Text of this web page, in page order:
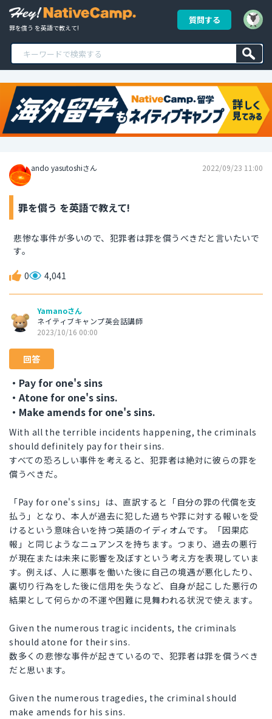
罪を償う を英語で教えて!
質問する
ando yasutoshiさん 2022/09/23 11:00
罪を償う を英語で教えて!
悲惨な事件が多いので、犯罪者は罪を償うべきだと言いたいで
す。
0 4,041
Yamanoさん
ネイティブキャンプ英会話講師
2023/10/16 00:00
回答
・Pay for one's sins
・Atone for one's sins.
・Make amends for one's sins.
With all the terrible incidents happening, the criminals
should definitely pay for their sins.
すべての恐ろしい事件を考えると、犯罪者は絶対に彼らの罪を
償うべきだ。
「Pay for one's sins」は、直訳すると「自分の罪の代償を支
払う」となり、本人が過去に犯した過ちや罪に対する報いを受
けるという意味合いを持つ英語のイディオムです。「因果応
報」と同じようなニュアンスを持ちます。つまり、過去の悪行
が現在または未来に影響を及ぼすという考え方を表現していま
す。例えば、人に悪事を働いた後に自己の境遇が悪化したり、
裏切り行為をした後に信用を失うなど、自身が起こした悪行の
結果として何らかの不運や困難に見舞われる状況で使えます。
Given the numerous tragic incidents, the criminals
should atone for their sins.
数多くの悲惨な事件が起きているので、犯罪者は罪を償うべき
だと思います。
Given the numerous tragedies, the criminal should
make amends for his sins.